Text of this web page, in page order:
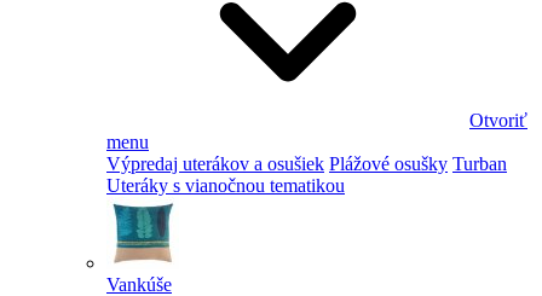
Otvoriť
menu
Výpredaj uterákov a osušiek Plážové osušky Turban
Uteráky s vianočnou tematikou
Vankúše